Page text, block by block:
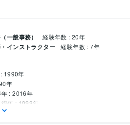
一般事務） 経験年数 : 20年
インストラクター 経験年数 : 7年
1990年
年
年 : 2016年
年 : 1993年